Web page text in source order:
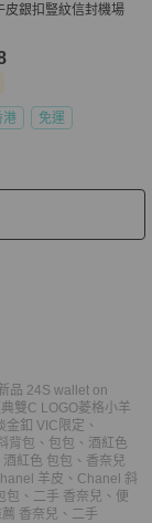
皮銀扣豎紋信封機場
港 免運
品 24S wallet on
雙C LOGO菱格小羊
金釦 VIC限定 、
背包 、 包包 、 酒紅色
酒紅色 包包 、 香奈兒
羊皮 、 Chanel 斜
包 、 二手 香奈兒 、 便
薦 香奈兒 、 二手